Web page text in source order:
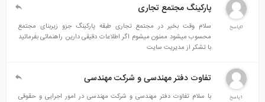
پارکینگ مجتمع تجاری
سلام وقت بخیر در مجتمع تجاری طبقه پارکینگ جزو زیربنای مجتمع
محسوب میشود ممنون میشوم اگر اطلاعات دقیقی دارین راهنمائی بفرمائید
با تشکر از مدیریت سایت
تفاوت دفتر مهندسی و شرکت مهندسی
با سلام تفاوت دفتر مهندسی و شرکت مهندسی در امور اجرایی و حقوقی